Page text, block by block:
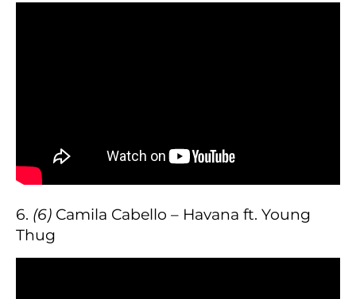
6. (6) Camila Cabello – Havana ft. Young
Thug